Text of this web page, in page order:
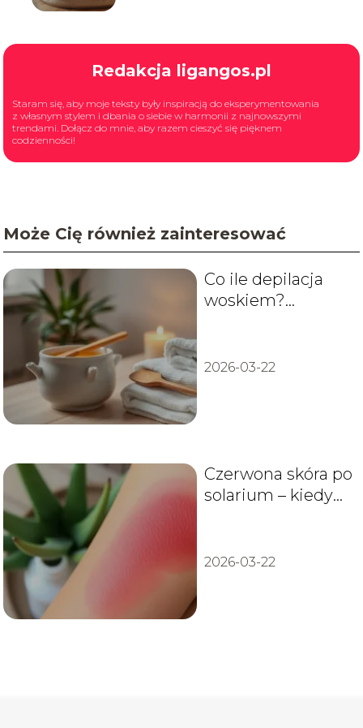
Redakcja ligangos.pl
Staram się, aby moje teksty były inspiracją do eksperymentowania
z własnym stylem i dbania o siebie w harmonii z najnowszymi
trendami. Dołącz do mnie, aby razem cieszyć się pięknem
codzienności!
Może Cię również zainteresować
Co ile depilacja
woskiem?
2026-03-22
Czerwona skóra po
solarium – kiedy
2026-03-22